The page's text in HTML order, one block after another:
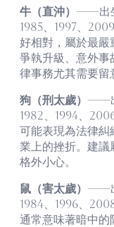
牛（直沖） ——出生
1985、1997、
好相對，屬於最嚴
爭執升級、意外事
律事務尤其需要留
狗（刑太歲） ——出
1982、1994、
可能表現為法律糾
業上的挫折。建議
格外小心。
鼠（害太歲） ——出
1984、1996、
通常意味著暗中的